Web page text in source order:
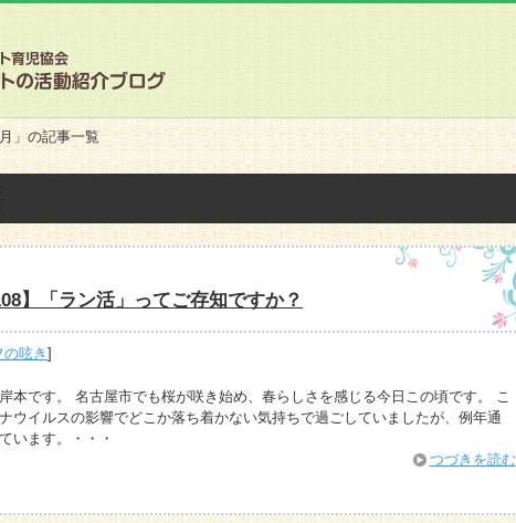
」の記事一覧
】「ラン活」ってご存知ですか？
の呟き ]
本です。 名古屋市でも桜が咲き始め、春らしさを感じる今日この頃です。 こ
ウイルスの影響でどこか落ち着かない気持ちで過ごしていましたが、例年通
います。・・・
つづきを読む